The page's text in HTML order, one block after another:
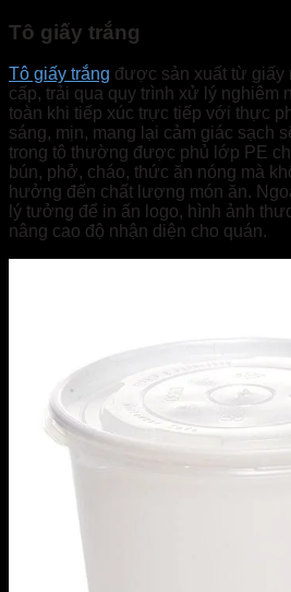
Tô giấy trắng
Tô giấy trắng được sản xuất từ giấy
cấp, trải qua quy trình xử lý nghiêm
toàn khi tiếp xúc trực tiếp với thực
sáng, mịn, mang lại cảm giác sạch
trong tô thường được phủ lớp PE
bún, phở, cháo, thức ăn nóng mà
hưởng đến chất lượng món ăn.
lý tưởng để in ấn logo, hình ảnh
nâng cao độ nhận diện cho quán.